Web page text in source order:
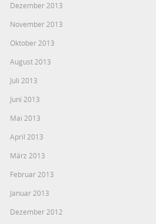
Dezember 2013
November 2013
Oktober 2013
August 2013
Juli 2013
Juni 2013
Mai 2013
April 2013
März 2013
Februar 2013
Januar 2013
Dezember 2012